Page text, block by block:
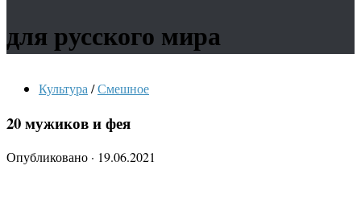
для русского мира
Культура /Смешное
20 мужиков и фея
Опубликовано · 19.06.2021